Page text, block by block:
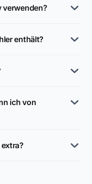
verwenden?
enthält?
ich von